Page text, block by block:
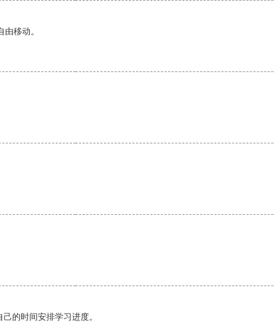
移动。
的时间安排学习进度。